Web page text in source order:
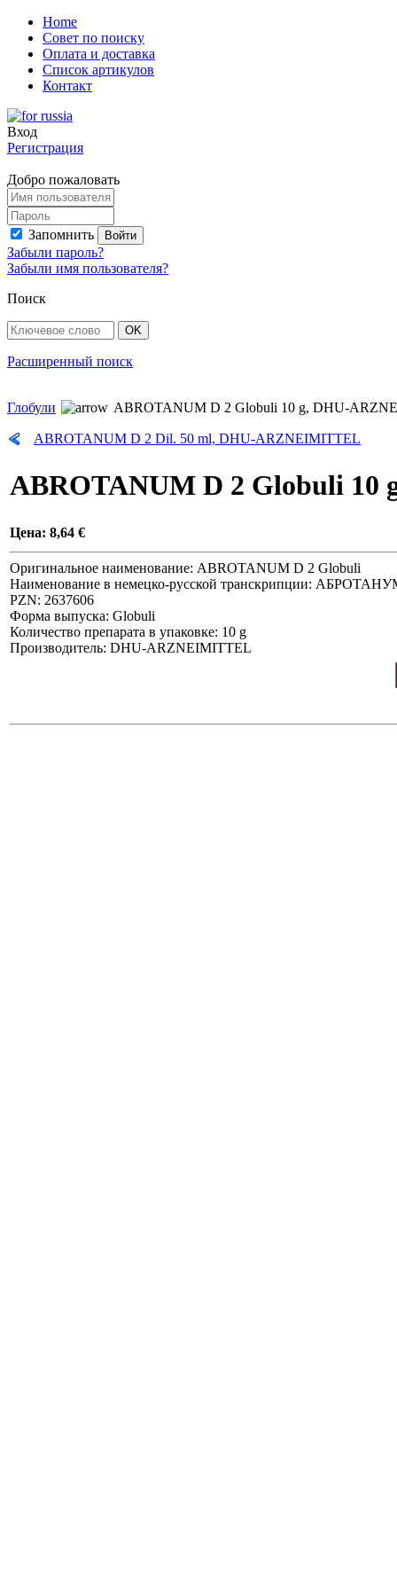
Home
Совет по поиску
Оплата и доставка
Список артикулов
Контакт
Вход
Регистрация
Добро пожаловать
Запомнить
Забыли пароль?
Забыли имя пользователя?
Поиск
Расширенный поиск
Глобули ABROTANUM D 2 Globuli 10 g, DHU-
ABROTANUM D 2 Dil. 50 ml, DHU-ARZNEIMITTEL
ABROTANUM D 2 Globuli
Цена: 8,64 €
Оригинальное наименование: ABROTANUM D 2 Globuli
Наименование в немецко-русской транскрипции:
PZN: 2637606
Форма выпуска: Globuli
Количество препарата в упаковке: 10 g
Производитель: DHU-ARZNEIMITTEL